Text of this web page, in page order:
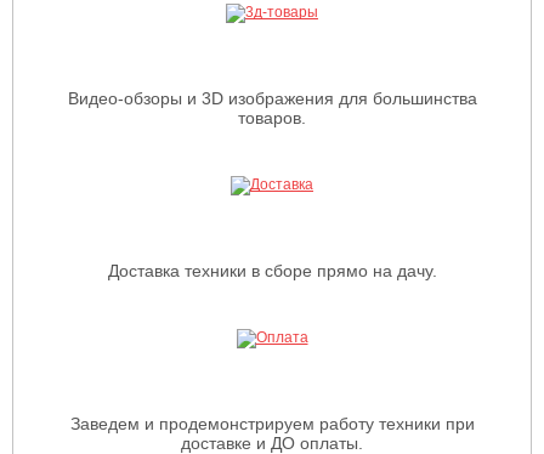
Видео-обзоры и 3D изображения для большинства
товаров.
Доставка техники в сборе прямо на дачу.
Заведем и продемонстрируем работу техники при
доставке и ДО оплаты.